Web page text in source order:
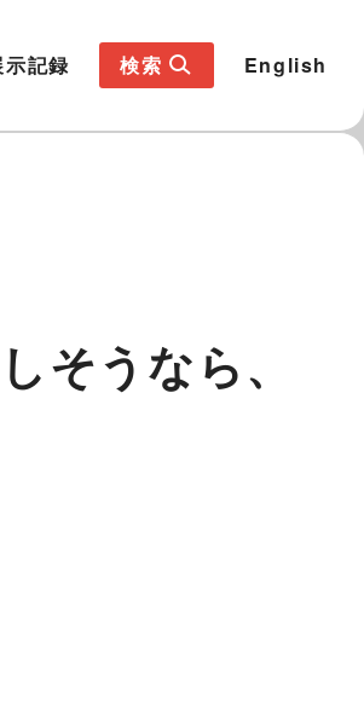
示記録 検索 English
うなら、